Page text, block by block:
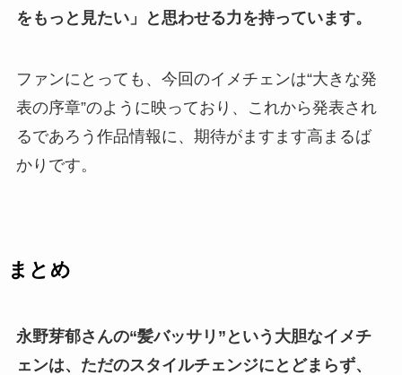
をもっと見たい」と思わせる力を持っています。
ファンにとっても、今回のイメチェンは“大きな発
表の序章”のように映っており、これから発表され
るであろう作品情報に、期待がますます高まるば
かりです。
まとめ
永野芽郁さんの“髪バッサリ”という大胆なイメチ
ェンは、ただのスタイルチェンジにとどまらず、